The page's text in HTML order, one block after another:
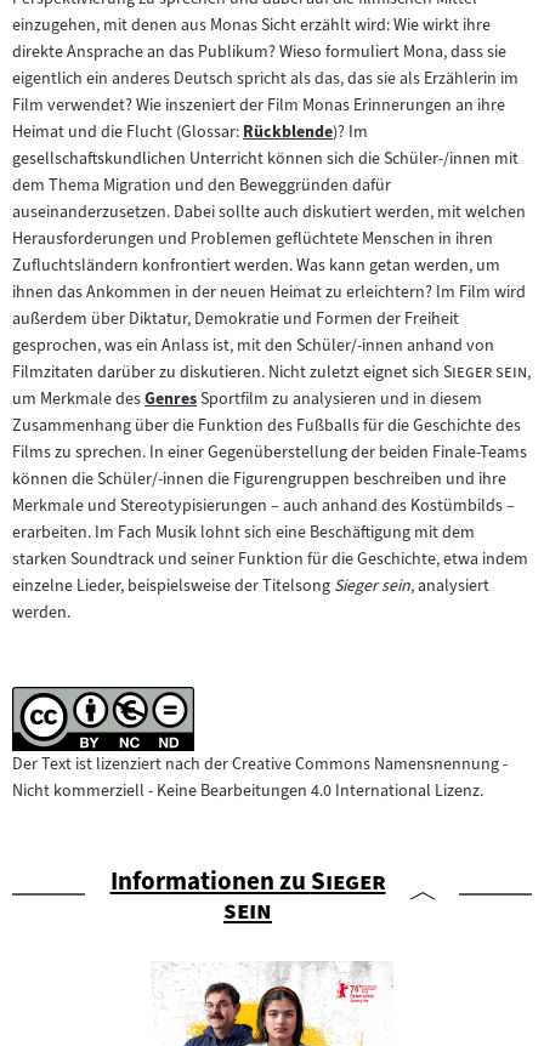
einzugehen, mit denen aus Monas Sicht erzählt wird: Wie wirkt ihre
direkte Ansprache an das Publikum? Wieso formuliert Mona, dass sie
eigentlich ein anderes Deutsch spricht als das, das sie als Erzählerin im
Film verwendet? Wie inszeniert der Film Monas Erinnerungen an ihre
Heimat und die Flucht (Glossar:Zum
Inhalt:
Rückblende)? Im
gesellschaftskundlichen Unterricht können sich die Schüler-/innen mit
dem Thema Migration und den Beweggründen dafür
auseinanderzusetzen. Dabei sollte auch diskutiert werden, mit welchen
Herausforderungen und Problemen geflüchtete Menschen in ihren
Zufluchtsländern konfrontiert werden. Was kann getan werden, um
ihnen das Ankommen in der neuen Heimat zu erleichtern? Im Film wird
außerdem über Diktatur, Demokratie und Formen der Freiheit
gesprochen, was ein Anlass ist, mit den Schüler/-innen anhand von
Filmzitaten darüber zu diskutieren. Nicht zuletzt eignet sich "
Sieger sein",
um Merkmale desZum
Inhalt:
GenresSportfilm zu analysieren und in diesem
Zusammenhang über die Funktion des Fußballs für die Geschichte des
Films zu sprechen. In einer Gegenüberstellung der beiden Finale-Teams
können die Schüler/-innen die Figurengruppen beschreiben und ihre
Merkmale und Stereotypisierungen – auch anhand des Kostümbilds –
erarbeiten. Im Fach Musik lohnt sich eine Beschäftigung mit dem
starken Soundtrack und seiner Funktion für die Geschichte, etwa indem
einzelne Lieder, beispielsweise der Titelsong Sieger sein, analysiert
werden.
Der Text ist lizenziert nach der Creative Commons Namensnennung -
Nicht kommerziell - Keine Bearbeitungen 4.0 International Lizenz.
Informationen zu "
Sieger
sein